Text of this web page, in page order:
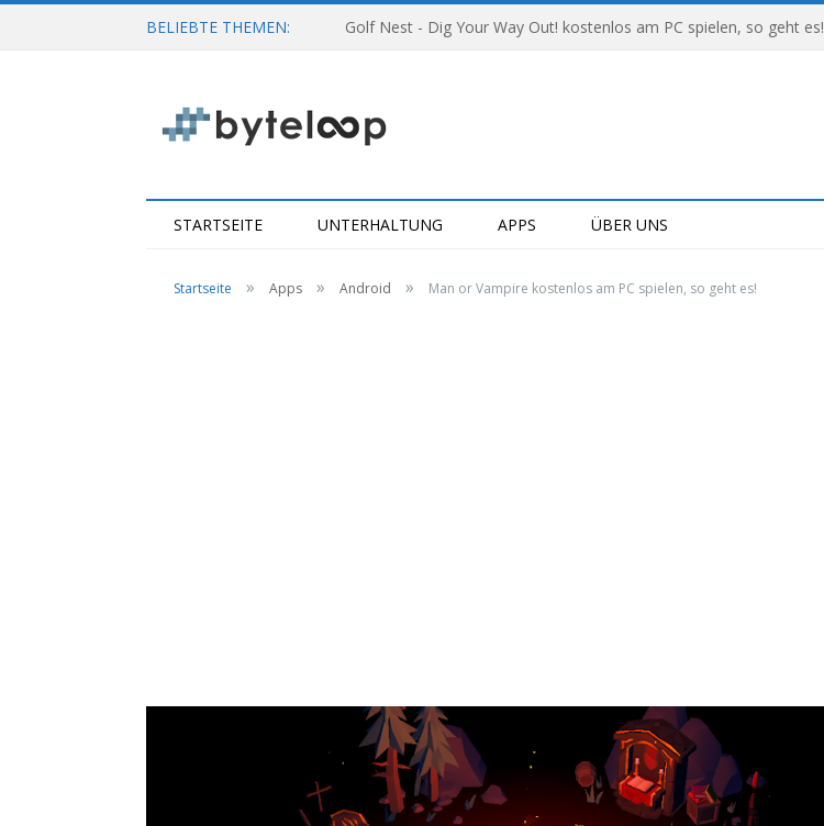
BELIEBTE THEMEN: Golf Nest - Dig Your Way Out! kostenlos am PC spielen, so geht es!
STARTSEITE UNTERHALTUNG APPS ÜBER UNS
Startseite » Apps » Android » Man or Vampire kostenlos am PC spielen, so geht es!